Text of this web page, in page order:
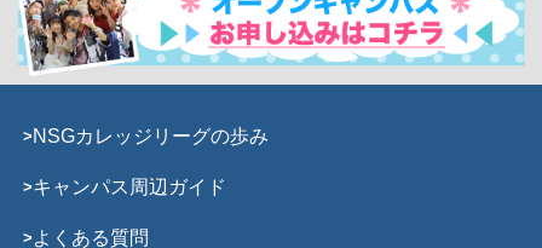
NSGカレッジリーグの歩み
キャンパス周辺ガイド
よくある質問